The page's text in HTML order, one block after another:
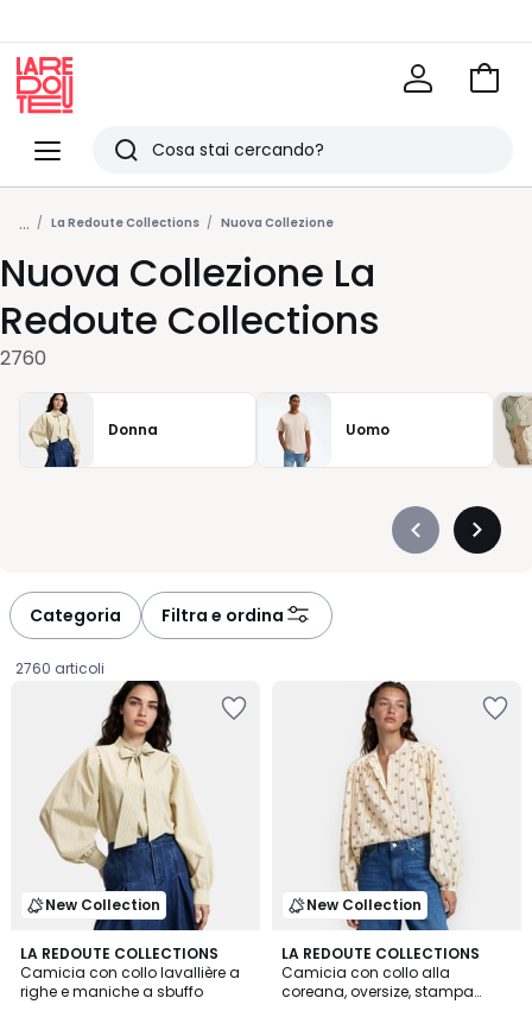
Menu
Redoute
Ricerca
Ultimi
articoli
visti
Vai
... La Redoute Collections Nuova Collezione
Nuova Collezione La
Redoute Collections
2760
Donna Uomo
Précédent
Categoria Filtra e ordina
2760 articoli
New Collection
LA REDOUTE COLLECTIONS
Camicia con collo lavallière a
righe e maniche a sbuffo
New Collection
LA REDOUTE COLLECTIONS
Camicia con collo alla
coreana, oversize, stampa